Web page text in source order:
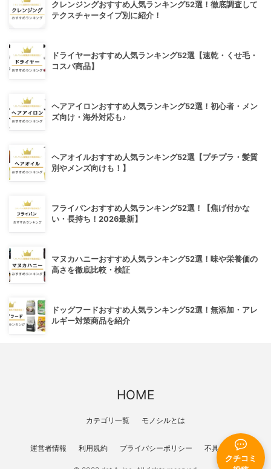
クチコミ
クレンジングおすすめ人気ランキング52選！徹底調査して
テクスチャータイプ別に紹介！
ドライヤーおすすめ人気ランキング52選【速乾・くせ毛・
コスパ商品】
ヘアアイロンおすすめ人気ランキング52選！初心者・メン
ズ向け・海外対応も♪
ヘアオイルおすすめ人気ランキング52選【プチプラ・髪質
別やメンズ向けも！】
フライパンおすすめ人気ランキング52選！【焦げ付かな
い・長持ち！2026最新】
マヌカハニーおすすめ人気ランキング52選！味や栄養価の
高さを徹底比較・検証
ドッグフードおすすめ人気ランキング52選！無添加・アレ
ルギー対策商品を紹介
HOME
カテゴリ一覧 モノシルとは
運営者情報 利用規約 プライバシーポリシー 不具合報告